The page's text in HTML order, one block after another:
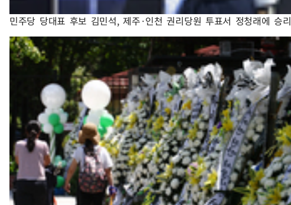
민주당 당대표 후보 김민석, 제주·인천 권리당원 투표서 정청래에 승리